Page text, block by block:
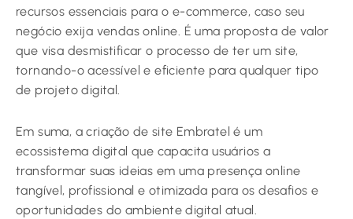
recursos essenciais para o e-commerce, caso seu
negócio exija vendas online. É uma proposta de valor
que visa desmistificar o processo de ter um site,
tornando-o acessível e eficiente para qualquer tipo
de projeto digital.
Em suma, a criação de site Embratel é um
ecossistema digital que capacita usuários a
transformar suas ideias em uma presença online
tangível, profissional e otimizada para os desafios e
oportunidades do ambiente digital atual.